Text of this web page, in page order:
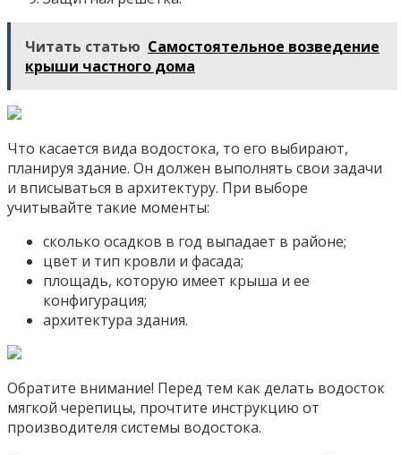
Читать статью Самостоятельное возведение
крыши частного дома
Что касается вида водостока, то его выбирают,
планируя здание. Он должен выполнять свои задачи
и вписываться в архитектуру. При выборе
учитывайте такие моменты:
сколько осадков в год выпадает в районе;
цвет и тип кровли и фасада;
площадь, которую имеет крыша и ее
конфигурация;
архитектура здания.
Обратите внимание! Перед тем как делать водосток
мягкой черепицы, прочтите инструкцию от
производителя системы водостока.